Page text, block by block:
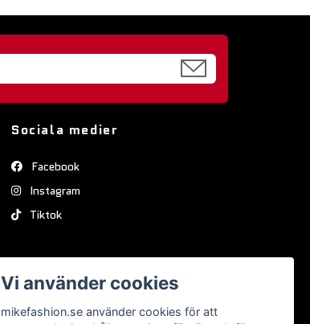
Sociala medier
Facebook
Instagram
Tiktok
Vi använder cookies
mikefashion.se använder cookies för att